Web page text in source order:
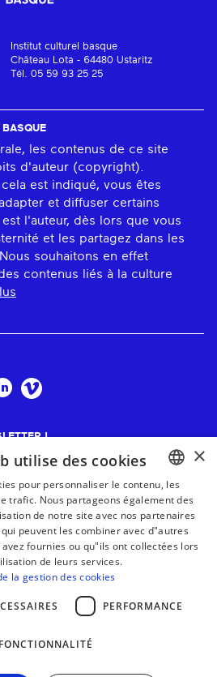
Institut culturel basque
Château Lota - 64480 Ustaritz
Tél. 05 59 93 25 25
BASQUE
les contenus de ce site
d'auteur (copyright).
est indiqué, vous êtes
et diffuser certains
l'auteur, dès lors que vous
et les partagez dans les
souhaitons en effet
contenus liés à la culture
!
BASQUE
FRENCH
×
utilise des cookies
pour personnaliser le contenu, les
trafic. Nous partageons également des
de notre site avec nos partenaires
peuvent les combiner avec d"autres
fournies ou qu"ils ont collectées lors
de leurs services.
la gestion des cookies
PERFORMANCE
FONCTIONNALITÉ